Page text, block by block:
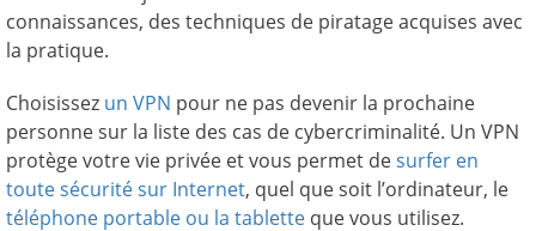
connaissances, des techniques de piratage acquises avec
la pratique.
Choisissez un VPN pour ne pas devenir la prochaine
personne sur la liste des cas de cybercriminalité. Un VPN
protège votre vie privée et vous permet desurfer en
toute sécurité sur Internet, quel que soit l’ordinateur, le
téléphone portable ou la tablette que vous utilisez.